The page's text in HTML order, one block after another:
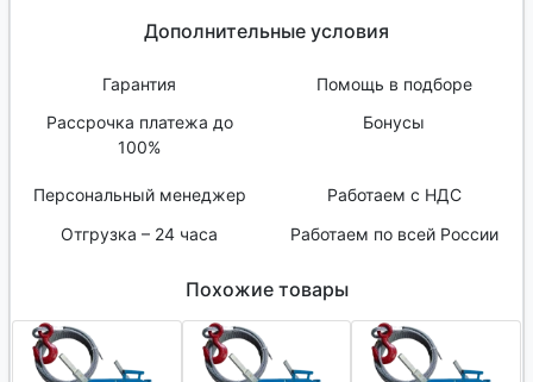
Дополнительные условия
Гарантия
Помощь в подборе
Рассрочка платежа до
100%
Бонусы
Персональный менеджер
Работаем с НДС
Отгрузка – 24 часа
Работаем по всей России
Похожие товары